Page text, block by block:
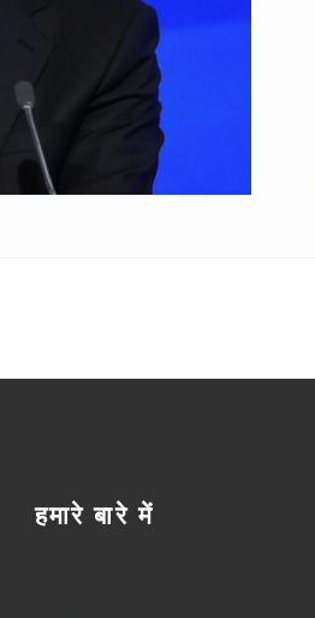
हमारे बारे में